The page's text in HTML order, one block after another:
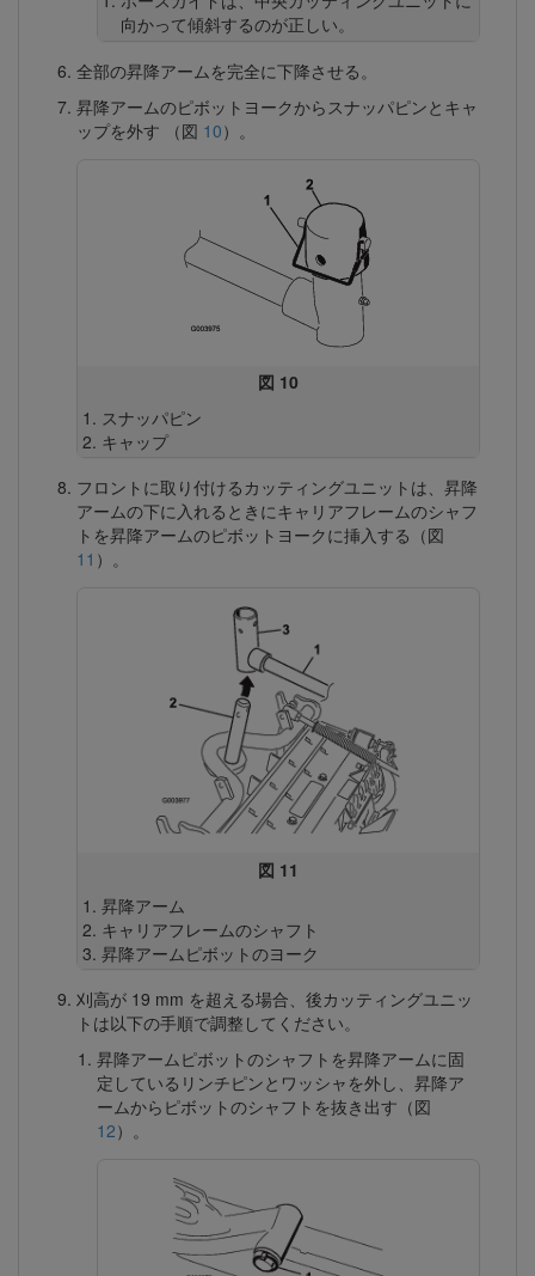
向かって傾斜するのが正しい。
全部の昇降アームを完全に下降させる。
昇降アームのピボットヨークからスナッパピンとキャ
ップを外す （図 10）。
図 10
スナッパピン
キャップ
フロントに取り付けるカッティングユニットは、昇降
アームの下に入れるときにキャリアフレームのシャフ
トを昇降アームのピボットヨークに挿入する（図
11 ）。
図 11
昇降アーム
キャリアフレームのシャフト
昇降アームピボットのヨーク
刈高が 19 mm を超える場合、後カッティングユニッ
トは以下の手順で調整してください。
昇降アームピボットのシャフトを昇降アームに固
定しているリンチピンとワッシャを外し、昇降ア
ームからピボットのシャフトを抜き出す（図
12）。